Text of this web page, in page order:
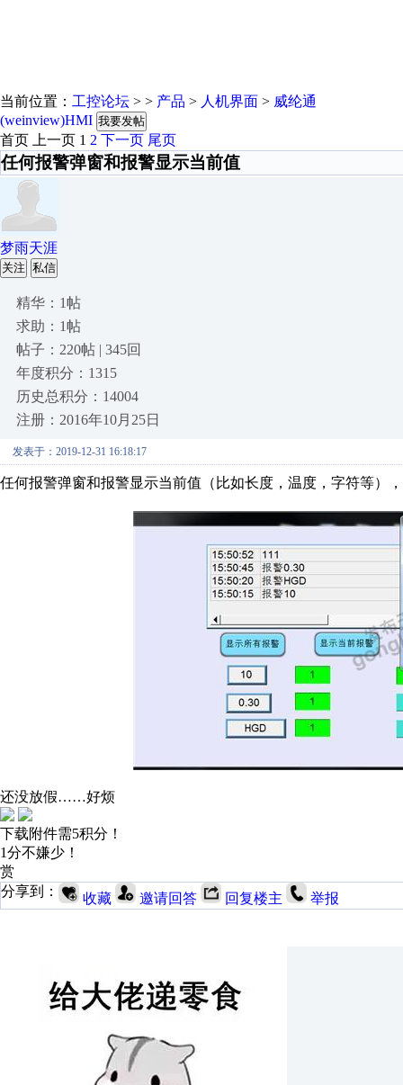
当前位置： 工控论坛 > > 产品 > 人机界面 > 威纶通
(weinview)HMI 我要发帖
首页 上一页 1 2 下一页 尾页
任何报警弹窗和报警显示当前值
梦雨天涯
关注 私信
精华：1帖
求助：1帖
帖子：220帖 | 345回
年度积分：1315
历史总积分：14004
注册：2016年10月25日
发表于：2019-12-31 16:18:17
任何报警弹窗和报警显示当前值（比如长度，温度，字符等）
还没放假……好烦
下载附件需5积分！
1分不嫌少！
赏
分享到：
收藏 邀请回答 回复楼主 举报